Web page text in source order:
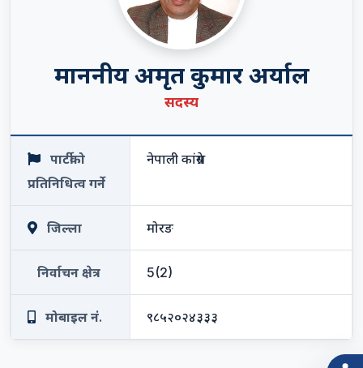
माननीय अमृत कुमार अर्याल
सदस्य
पार्टीको
प्रतिनिधित्व गर्ने
नेपाली कांग्रेस
जिल्ला मोरङ
निर्वाचन क्षेत्र 5(2)
मोबाइल नं. ९८५२०२४३३३